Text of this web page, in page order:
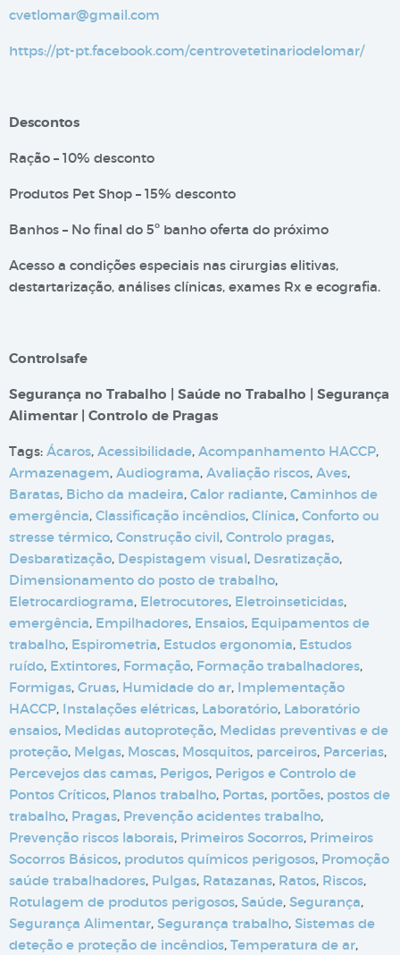
cvetlomar@gmail.com
https://pt-pt.facebook.com/centrovetetinariodelomar/
Descontos
Ração – 10% desconto
Produtos Pet Shop – 15% desconto
Banhos – No final do 5º banho oferta do próximo
Acesso a condições especiais nas cirurgias elitivas,
destartarização, análises clínicas, exames Rx e ecografia.
Controlsafe
Segurança no Trabalho | Saúde no Trabalho | Segurança
Alimentar | Controlo de Pragas
Tags: Ácaros, Acessibilidade, Acompanhamento HACCP,
Armazenagem, Audiograma, Avaliação riscos, Aves,
Baratas, Bicho da madeira, Calor radiante, Caminhos de
emergência, Classificação incêndios, Clínica, Conforto ou
stresse térmico, Construção civil, Controlo pragas,
Desbaratização, Despistagem visual, Desratização,
Dimensionamento do posto de trabalho,
Eletrocardiograma, Eletrocutores, Eletroinseticidas,
emergência, Empilhadores, Ensaios, Equipamentos de
trabalho, Espirometria, Estudos ergonomia, Estudos
ruído, Extintores, Formação, Formação trabalhadores,
Formigas, Gruas, Humidade do ar, Implementação
HACCP, Instalações elétricas, Laboratório, Laboratório
ensaios, Medidas autoproteção, Medidas preventivas e de
proteção, Melgas, Moscas, Mosquitos, parceiros, Parcerias,
Percevejos das camas, Perigos, Perigos e Controlo de
Pontos Críticos, Planos trabalho, Portas, portões, postos de
trabalho, Pragas, Prevenção acidentes trabalho,
Prevenção riscos laborais, Primeiros Socorros, Primeiros
Socorros Básicos, produtos químicos perigosos, Promoção
saúde trabalhadores, Pulgas, Ratazanas, Ratos, Riscos,
Rotulagem de produtos perigosos, Saúde, Segurança,
Segurança Alimentar, Segurança trabalho, Sistemas de
deteção e proteção de incêndios, Temperatura de ar,